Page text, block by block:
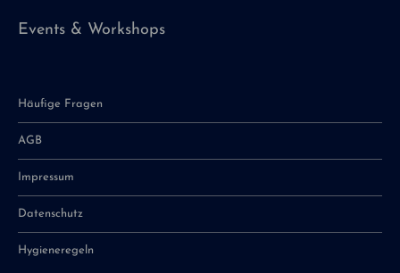
Events & Workshops
Häufige Fragen
AGB
Impressum
Datenschutz
Hygieneregeln